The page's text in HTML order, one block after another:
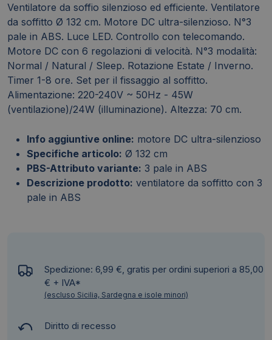
-
118620055
quantità
Ventilatore da soffio silenzioso ed efficiente. Ventilatore
da soffitto Ø 132 cm. Motore DC ultra-silenzioso. N°3
pale in ABS. Luce LED. Controllo con telecomando.
Motore DC con 6 regolazioni di velocità. N°3 modalità:
Normal / Natural / Sleep. Rotazione Estate / Inverno.
Timer 1-8 ore. Set per il fissaggio al soffitto.
Alimentazione: 220-240V ~ 50Hz - 45W
(ventilazione)/24W (illuminazione). Altezza: 70 cm.
Info aggiuntive online: motore DC ultra-silenzioso
Specifiche articolo: Ø 132 cm
PBS-Attributo variante: 3 pale in ABS
Descrizione prodotto: ventilatore da soffitto con 3
pale in ABS
Spedizione: 6,99 €, gratis per ordini superiori a 85,00
€ + IVA*
(escluso Sicilia, Sardegna e isole minori)
Diritto di recesso